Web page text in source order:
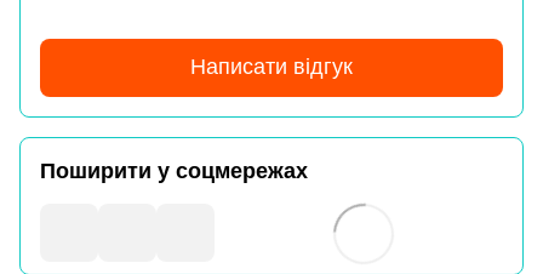
Написати відгук
Поширити у соцмережах